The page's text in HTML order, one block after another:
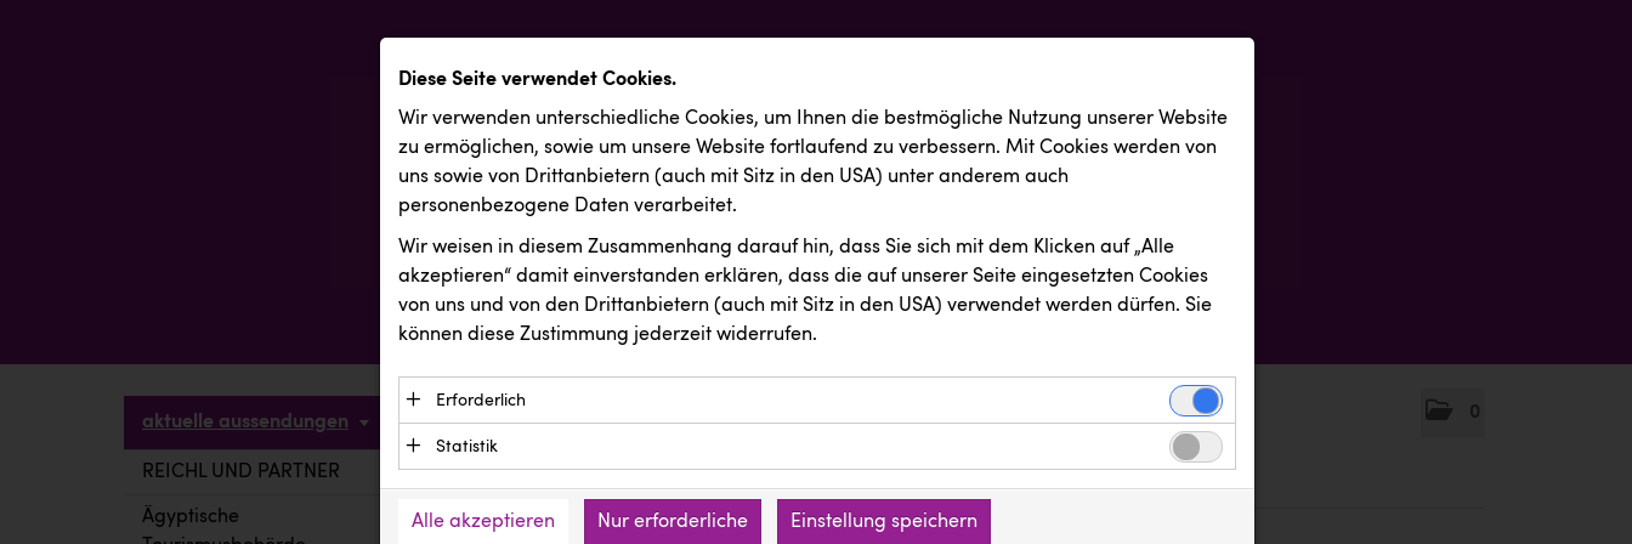
0
aktuelle aussendungen
REICHL UND PARTNER
Ägyptische
Diese Seite verwendet Cookies.
Wir verwenden unterschiedliche Cookies, um Ihnen die best­mögliche Nutzung unserer Website
zu ermöglichen, sowie um unsere Website fortlaufend zu verbessern. Mit Cookies werden von
uns sowie von Drittanbietern (auch mit Sitz in den USA) unter anderem auch
personenbezogene Daten verarbeitet.
Wir weisen in diesem Zusammenhang darauf hin, dass Sie sich mit dem Klicken auf „Alle
akzeptieren“ damit ein­ver­standen erklären, dass die auf unserer Seite eingesetzten Cookies
von uns und von den Drittanbietern (auch mit Sitz in den USA) verwendet werden dürfen. Sie
können diese Zustimmung jederzeit widerrufen.
Erforderlich
Essenzielle Cookies ermöglichen grundlegende Funktionen und sind für die einwandfreie
Funktion der Website erforderlich. Diese Cookies speichern keine personenbezogenen
Daten und werden an keine Dritten übermittelt.
Anbieter: Eigentümer der Website (Erstanbieter)
Statistik
verstehen, wie unsere Besucher unsere Website nutzen.
Alle akzeptieren Nur erforderliche Einstellung speichern